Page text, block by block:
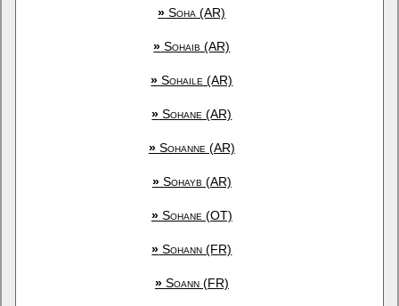
» Soha (AR)
» Sohaib (AR)
» Sohaile (AR)
» Sohane (AR)
»Sohanne (AR)
»Sohayb (AR)
»Sohane (OT)
» Sohann (FR)
»Soann (FR)